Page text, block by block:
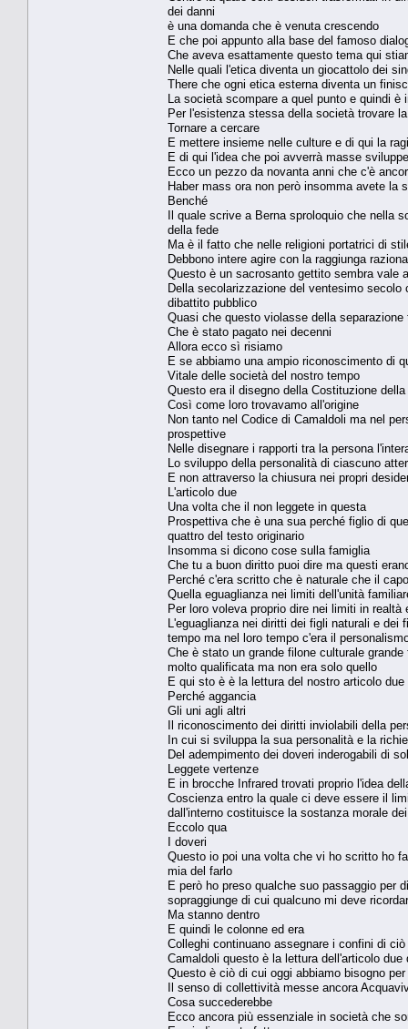
dei danni
è una domanda che è venuta crescendo
E che poi appunto alla base del famoso
Che aveva esattamente questo tema qui
Nelle quali l'etica diventa un giocattolo dei
There che ogni etica esterna diventa un
La società scompare a quel punto e quindi è
Per l'esistenza stessa della società trovare
Tornare a cercare
E mettere insieme nelle culture e di qui la
E di qui l'idea che poi avverrà masse
Ecco un pezzo da novanta anni che c'è
Haber mass ora non però insomma avete la
Benché
Il quale scrive a Berna sproloquio che nella
della fede
Ma è il fatto che nelle religioni portatrici di
Debbono intere agire con la raggiunga
Questo è un sacrosanto gettito sembra vale
Della secolarizzazione del ventesimo
dibattito pubblico
Quasi che questo violasse della
Che è stato pagato nei decenni
Allora ecco sì risiamo
E se abbiamo una ampio riconoscimento di
Vitale delle società del nostro tempo
Questo era il disegno della Costituzione
Così come loro trovavamo all'origine
Non tanto nel Codice di Camaldoli ma nel
prospettive
Nelle disegnare i rapporti tra la persona
Lo sviluppo della personalità di ciascuno
E non attraverso la chiusura nei propri
L'articolo due
Una volta che il non leggete in questa
Prospettiva che è una sua perché figlio di
quattro del testo originario
Insomma si dicono cose sulla famiglia
Che tu a buon diritto puoi dire ma questi
Perché c'era scritto che è naturale che il
Quella eguaglianza nei limiti dell'unità
Per loro voleva proprio dire nei limiti in
L'eguaglianza nei diritti dei figli naturali e dei
tempo ma nel loro tempo c'era il
Che è stato un grande filone culturale
molto qualificata ma non era solo quello
E qui sto è è la lettura del nostro articolo due
Perché aggancia
Gli uni agli altri
Il riconoscimento dei diritti inviolabili della
In cui si sviluppa la sua personalità e la
Del adempimento dei doveri inderogabili di
Leggete vertenze
E in brocche Infrared trovati proprio l'idea
Coscienza entro la quale ci deve essere il
dall'interno costituisce la sostanza morale
Eccolo qua
I doveri
Questo io poi una volta che vi ho scritto ho
mia del farlo
E però ho preso qualche suo passaggio per
sopraggiunge di cui qualcuno mi deve
Ma stanno dentro
E quindi le colonne ed era
Colleghi continuano assegnare i confini di
Camaldoli questo è la lettura dell'articolo due
Questo è ciò di cui oggi abbiamo bisogno per
Il senso di collettività messe ancora
Cosa succederebbe
Ecco ancora più essenziale in società che